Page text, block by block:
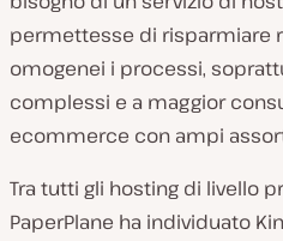
permettesse di risparmiare
omogenei i processi,
complessi e a maggior
ecommerce con ampi
Tra tutti gli hosting di livello
PaperPlane ha individuato